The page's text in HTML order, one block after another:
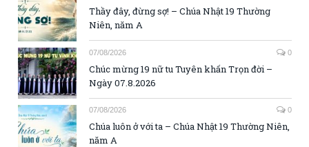
Thầy đây, đừng sợ! – Chúa Nhật 19 Thường
Niên, năm A
07/08/2026 0
Chúc mừng 19 nữ tu Tuyên khấn Trọn đời –
Ngày 07.8.2026
07/08/2026 0
Chúa luôn ở với ta – Chúa Nhật 19 Thường Niên,
năm A